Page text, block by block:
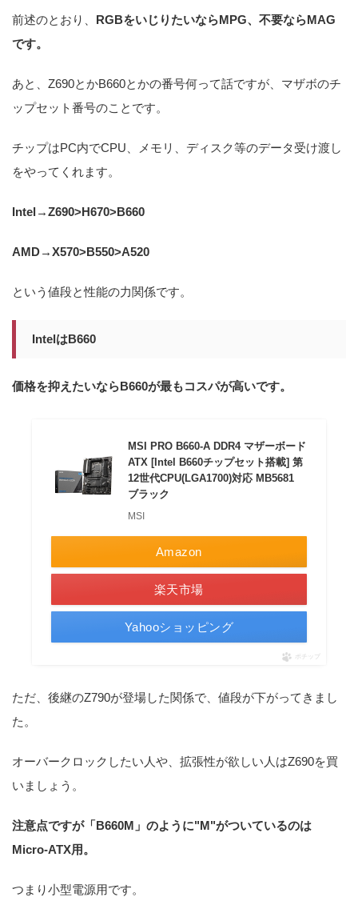
前述のとおり、 RGBをいじりたいならMPG、不要ならMAG
です。
あと、Z690とかB660とかの番号何って話ですが、マザボのチ
ップセット番号のことです。
チップはPC内でCPU、メモリ、ディスク等のデータ受け渡し
をやってくれます。
Intel→Z690>H670>B660
AMD→X570>B550>A520
という値段と性能の力関係です。
IntelはB660
価格を抑えたいならB660が最もコスパが高いです。
MSI PRO B660-A DDR4 マザーボード
ATX [Intel B660チップセット搭載] 第
12世代CPU(LGA1700)対応 MB5681
ブラック
MSI
Amazon
楽天市場
Yahooショッピング
ポチップ
ただ、後継のZ790が登場した関係で、値段が下がってきまし
た。
オーバークロックしたい人や、拡張性が欲しい人はZ690を買
いましょう。
注意点ですが「B660M」のように"M"がついているのは
Micro-ATX用。
つまり小型電源用です。